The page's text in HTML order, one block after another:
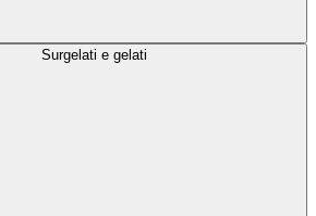
Surgelati e gelati